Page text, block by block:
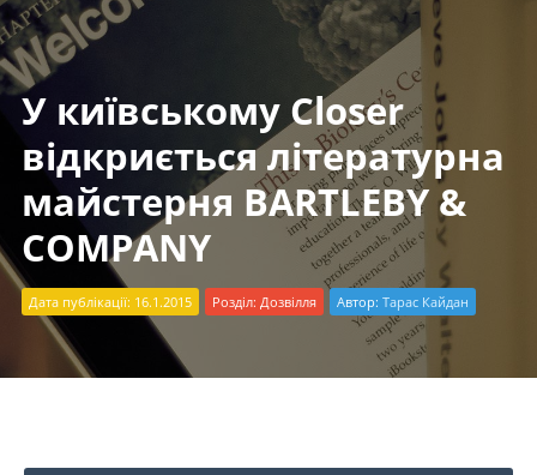
У київському Closer
відкриється літературна
майстерня BARTLEBY &
COMPANY
Дата публікації: 16.1.2015 Розділ: Дозвілля Автор: Тарас Кайдан